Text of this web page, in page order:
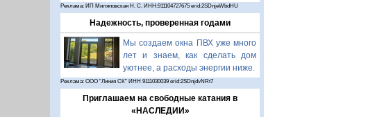
Реклама: ИП Миляновская Н. С. ИНН:911104727675 erid:2SDnjeWbdHU
Надежность, проверенная годами
Мы создаем окна ПВХ уже много
лет и знаем, как сделать дом
уютнее, а расходы энергии ниже.
Реклама: ООО "Линия СК" ИНН 9111030039 erid:2SDnjdvNRt7
Приглашаем на свободные катания в
«НАСЛЕДИИ»